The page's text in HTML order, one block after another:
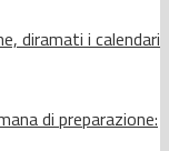
diramati i calendari
di preparazione: